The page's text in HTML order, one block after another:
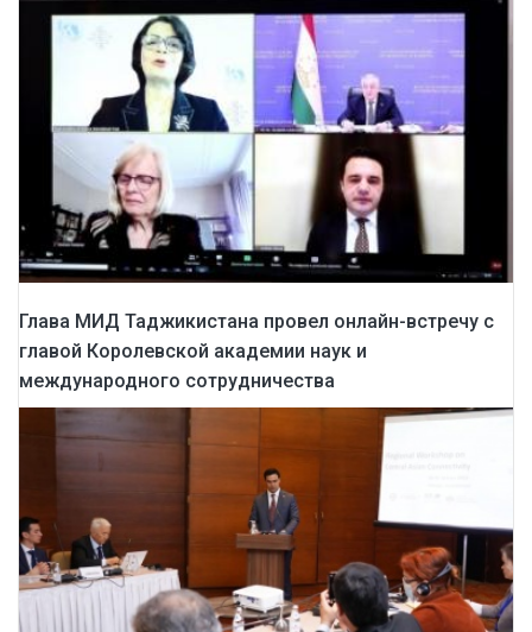
Глава МИД Таджикистана провел онлайн-встречу с
главой Королевской академии наук и
международного сотрудничества